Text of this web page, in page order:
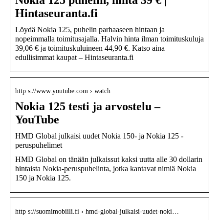
Hintaseuranta.fi
Löydä Nokia 125, puhelin parhaaseen hintaan ja
nopeimmalla toimitusajalla. Halvin hinta ilman toimituskuluja
39,06 € ja toimituskuluineen 44,90 €. Katso aina
edullisimmat kaupat – Hintaseuranta.fi
http s://www.youtube.com › watch
Nokia 125 testi ja arvostelu –
YouTube
HMD Global julkaisi uudet Nokia 150- ja Nokia 125 -
peruspuhelimet
HMD Global on tänään julkaissut kaksi uutta alle 30 dollarin
hintaista Nokia-peruspuhelinta, jotka kantavat nimiä Nokia
150 ja Nokia 125.
http s://suomimobiili.fi › hmd-global-julkaisi-uudet-noki…